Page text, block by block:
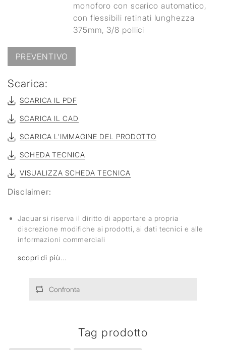
monoforo con scarico automatico,
con flessibili retinati lunghezza
375mm, 3/8 pollici
PREVENTIVO
Scarica:
SCARICA IL PDF
SCARICA IL CAD
SCARICA L'IMMAGINE DEL PRODOTTO
SCHEDA TECNICA
VISUALIZZA SCHEDA TECNICA
Disclaimer:
Jaquar si riserva il diritto di apportare a propria
discrezione modifiche ai prodotti, ai dati tecnici e alle
informazioni commerciali
scopri di più...
Confronta
Tag prodotto